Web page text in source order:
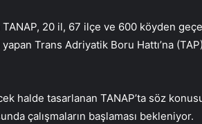
20 il, 67 ilçe ve 600 köyden
Trans Adriyatik Boru Hattı’na (TAP)
halde tasarlanan TANAP’ta söz
çalışmaların başlaması bekleniyor.